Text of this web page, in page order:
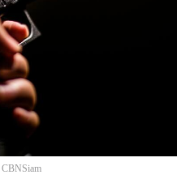
CBNSiam